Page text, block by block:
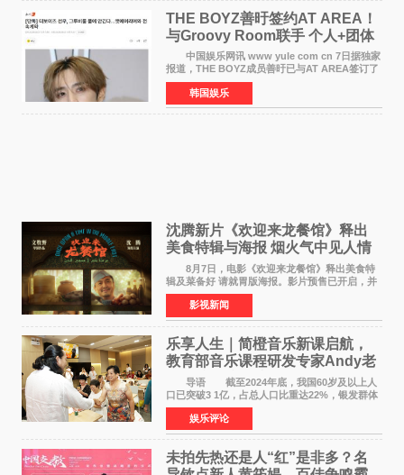
THE BOYZ善旴签约AT AREA！
与Groovy Room联手 个人+团体
活动并行
中国娱乐网讯 www yule com cn 7日据独家
报道，THE BOYZ成员善旴已与AT AREA签订了
专属合约。AT AREA是由知名制作人组合
Groovy Room创立的hip-hop厂牌，旗下拥有多
位实力派音乐人，在韩
韩国娱乐
沈腾新片《欢迎来龙餐馆》释出
美食特辑与海报 烟火气中见人情
温暖
8月7日，电影《欢迎来龙餐馆》释出美食特
辑及菜备好 请就胃版海报。影片预售已开启，并
将于8月8日至10日14:00-21:00举行全国超前点
映。电影《欢迎来龙餐馆》作为战争美食喜剧大
片，讲述了中国
影视新闻
乐享人生｜简橙音乐新课启航，
教育部音乐课程研发专家Andy老
师重磅入驻领航银龄琴声
导语 截至2024年底，我国60岁及以上人
口已突破3 1亿，占总人口比重达22%，银发群体
的精神文化需求日益凸显。2024年1月，国务院办
公厅印发《关于发展银发经济增进老年人福祉的
意见》——这是
娱乐评论
未拍先热还是人“红”是非多？名